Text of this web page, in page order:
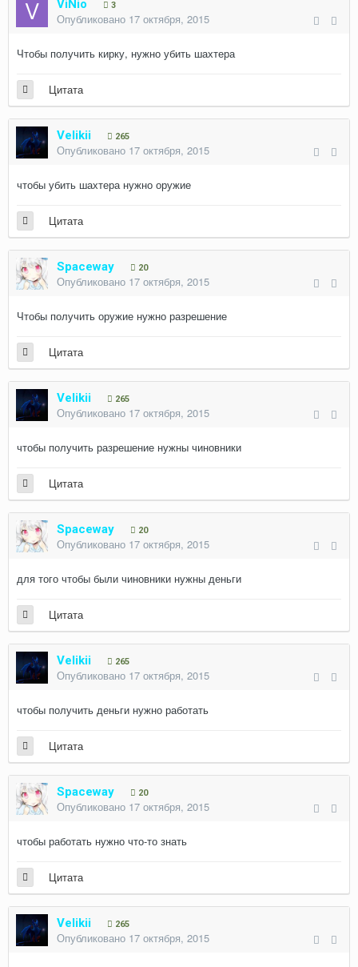
ViNio 3
Опубликовано 17 октября, 2015
Чтобы получить кирку, нужно убить шахтера
Цитата
Velikii 265
Опубликовано 17 октября, 2015
чтобы убить шахтера нужно оружие
Цитата
Spaceway 20
Опубликовано 17 октября, 2015
Чтобы получить оружие нужно разрешение
Цитата
Velikii 265
Опубликовано 17 октября, 2015
чтобы получить разрешение нужны чиновники
Цитата
Spaceway 20
Опубликовано 17 октября, 2015
для того чтобы были чиновники нужны деньги
Цитата
Velikii 265
Опубликовано 17 октября, 2015
чтобы получить деньги нужно работать
Цитата
Spaceway 20
Опубликовано 17 октября, 2015
чтобы работать нужно что-то знать
Цитата
Velikii 265
Опубликовано 17 октября, 2015